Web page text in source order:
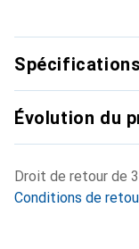
haute qualité, la
clientèle exigeante.
Spécifications
Évolution du
Droit de retour de
Conditions de